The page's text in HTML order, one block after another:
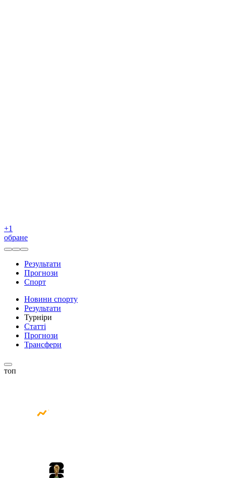
+1
обране
Результати
Прогнози
Спорт
Новини спорту
Результати
Турніри
Статті
Прогнози
Трансфери
топ